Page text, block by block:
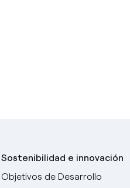
Sostenibilidad e innovación
Objetivos de Desarrollo